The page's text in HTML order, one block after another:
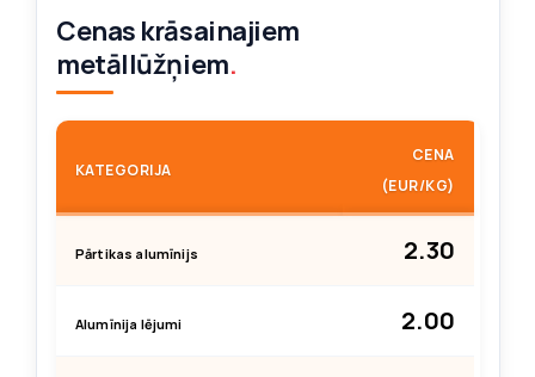
Cenas krāsainajiem
metāllūžņiem.
KATEGORIJA
CENA
(EUR/KG)
Pārtikas alumīnijs 2.30
Alumīnija lējumi 2.00